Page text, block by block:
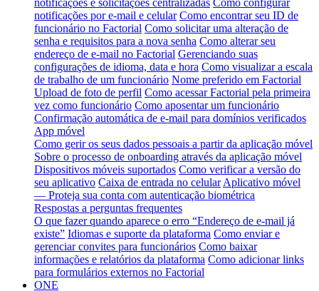
notificações por e-mail e celular Como encontrar seu ID de
funcionário no Factorial Como solicitar uma alteração de
senha e requisitos para a nova senha Como alterar seu
endereço de e-mail no Factorial Gerenciando suas
configurações de idioma, data e hora Como visualizar a escala
de trabalho de um funcionário Nome preferido em Factorial
Upload de foto de perfil Como acessar Factorial pela primeira
vez como funcionário Como aposentar um funcionário
Confirmação automática de e-mail para domínios verificados
App móvel
Como gerir os seus dados pessoais a partir da aplicação móvel
Sobre o processo de onboarding através da aplicação móvel
Dispositivos móveis suportados Como verificar a versão do
seu aplicativo Caixa de entrada no celular Aplicativo móvel
— Proteja sua conta com autenticação biométrica
Respostas a perguntas frequentes
O que fazer quando aparece o erro “Endereço de e-mail já
existe” Idiomas e suporte da plataforma Como enviar e
gerenciar convites para funcionários Como baixar
informações e relatórios da plataforma Como adicionar links
para formulários externos no Factorial
ONE